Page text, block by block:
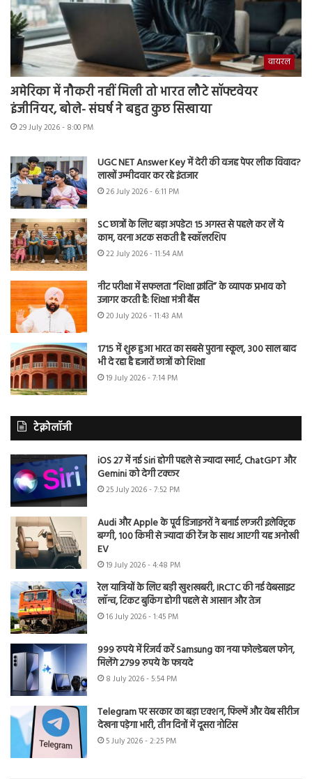
वायरल
अमेरिका में नौकरी नहीं मिली तो भारत लौटे सॉफ्टवेयर
इंजीनियर, बोले- संघर्ष ने बहुत कुछ सिखाया
29 July 2026 - 8:00 PM
UGC NET Answer Key में देरी की वजह पेपर लीक विवाद?
लाखों उम्मीदवार कर रहे इंतजार
26 July 2026 - 6:11 PM
SC छात्रों के लिए बड़ा अपडेट! 15 अगस्त से पहले कर लें ये
काम, वरना अटक सकती है स्कॉलरशिप
22 July 2026 - 11:54 AM
नीट परीक्षा में सफलता “शिक्षा क्रांति” के व्यापक प्रभाव को
उजागर करती है: शिक्षा मंत्री बैंस
20 July 2026 - 11:43 AM
1715 में शुरू हुआ भारत का सबसे पुराना स्कूल, 300 साल बाद
भी दे रहा है हजारों छात्रों को शिक्षा
19 July 2026 - 7:14 PM
टेक्नोलॉजी
iOS 27 में नई Siri होगी पहले से ज्यादा स्मार्ट, ChatGPT और
Gemini को देगी टक्कर
25 July 2026 - 7:52 PM
Audi और Apple के पूर्व डिजाइनरों ने बनाई लग्जरी इलेक्ट्रिक
बग्गी, 100 किमी से ज्यादा की रेंज के साथ आएगी यह अनोखी
EV
19 July 2026 - 4:48 PM
रेल यात्रियों के लिए बड़ी खुशखबरी, IRCTC की नई वेबसाइट
लॉन्च, टिकट बुकिंग होगी पहले से आसान और तेज
16 July 2026 - 1:45 PM
999 रुपये में रिजर्व करें Samsung का नया फोल्डेबल फोन,
मिलेंगे 2799 रुपये के फायदे
8 July 2026 - 5:54 PM
Telegram पर सरकार का बड़ा एक्शन, फिल्में और वेब सीरीज
देखना पड़ेगा भारी, तीन दिनों में दूसरा नोटिस
5 July 2026 - 2:25 PM